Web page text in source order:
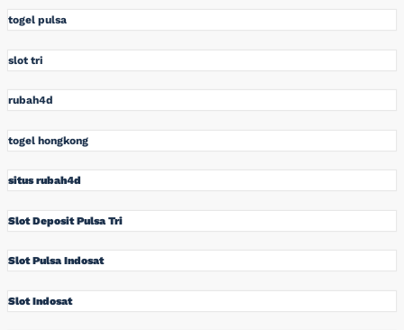
togel pulsa
slot tri
rubah4d
togel hongkong
situs rubah4d
Slot Deposit Pulsa Tri
Slot Pulsa Indosat
Slot Indosat